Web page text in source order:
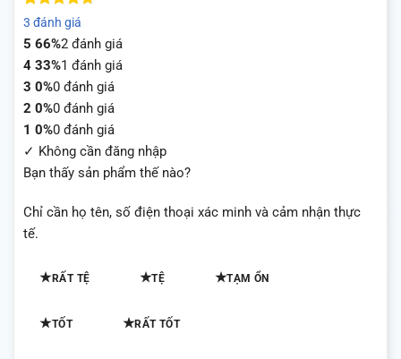
4.67trên
5 dựa trên
3
đánh giá
3 đánh giá
5 66%2 đánh giá
4 33%1 đánh giá
3 0%0 đánh giá
2 0%0 đánh giá
1 0%0 đánh giá
✓ Không cần đăng nhập
Bạn thấy sản phẩm thế nào?
Chỉ cần họ tên, số điện thoại xác minh và cảm nhận thực
tế.
★RẤT TỆ ★TỆ ★TẠM ỔN
★TỐT ★RẤT TỐT